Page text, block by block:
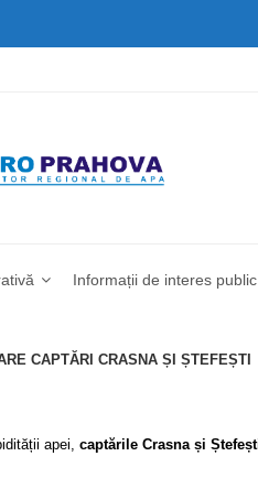
Informații de interes public
CAPTĂRI CRASNA ȘI ȘTEFEȘTI
apei, captările Crasna și